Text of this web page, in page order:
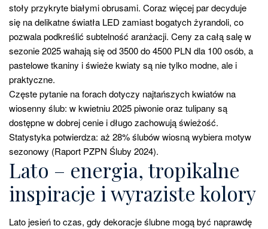
stoły przykryte białymi obrusami. Coraz więcej par decyduje
się na delikatne światła LED zamiast bogatych żyrandoli, co
pozwala podkreślić subtelność aranżacji. Ceny za całą salę w
sezonie 2025 wahają się od 3500 do 4500 PLN dla 100 osób, a
pastelowe tkaniny i świeże kwiaty są nie tylko modne, ale i
praktyczne.
Częste pytanie na forach dotyczy najtańszych kwiatów na
wiosenny ślub: w kwietniu 2025 piwonie oraz tulipany są
dostępne w dobrej cenie i długo zachowują świeżość.
Statystyka potwierdza: aż 28% ślubów wiosną wybiera motyw
sezonowy (Raport PZPN Śluby 2024).
Lato – energia, tropikalne
inspiracje i wyraziste kolory
Lato jesień to czas, gdy dekoracje ślubne mogą być naprawdę